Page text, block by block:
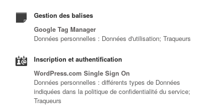
Gestion des balises
Google Tag Manager
Données personnelles : Données d'utilisation; Traqueurs
Inscription et authentification
WordPress.com Single Sign On
Données personnelles : différents types de Données
indiquées dans la politique de confidentialité du service;
Traqueurs